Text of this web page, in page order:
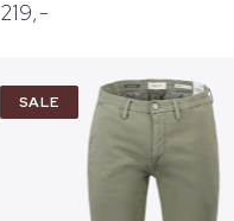
219,-
SALE